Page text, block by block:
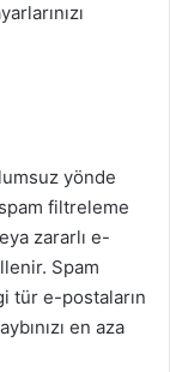
yönde
filtreleme
zararlı e-
Spam
tür e-postaların
en aza